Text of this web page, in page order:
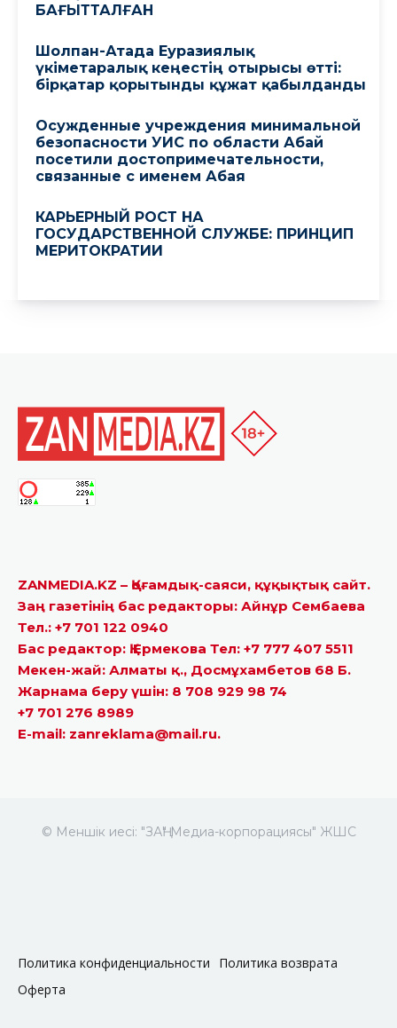
ZANMEDIA.KZ – Қоғамдық-саяси, құқықтық сайт.
Заң газетінің бас редакторы: Айнұр Сембаева
Тел.: +7 701 122 0940
Бас редактор: Қ.Ермекова Тел: +7 777 407 5511
Мекен-жай: Алматы қ., Досмұхамбетов 68 Б.
Жарнама беру үшін: 8 708 929 98 74
+7 701 276 8989
E-mail: zanreklama@mail.ru.
© Меншік иесі: "ЗАҢ" Медиа-корпорациясы" ЖШС
Политика конфиденциальности
Политика возврата
Оферта